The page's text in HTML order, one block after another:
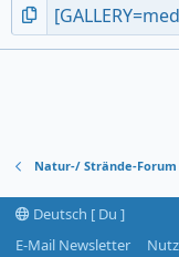
Natur-/ Strände-Forum
Deutsch [ Du ]
E-Mail Newsletter